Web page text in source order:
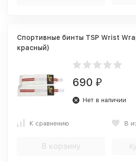
Спортивные бинты TSP Wrist
красный)
690 ₽
Нет в наличии
К сравнению В
В корзину